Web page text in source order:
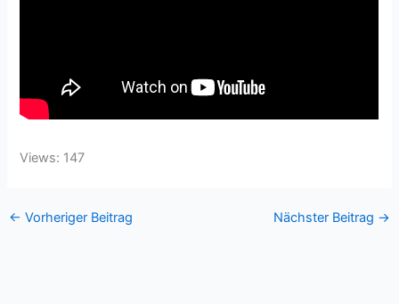
Views: 147
← Vorheriger Beitrag Nächster Beitrag →